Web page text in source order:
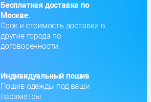
Бесплатная доставка по
Москве.
Срок и стоимость доставки в
другие города по
договоренности.
Индивидуальный пошив
Пошив одежды под ваши
параметры